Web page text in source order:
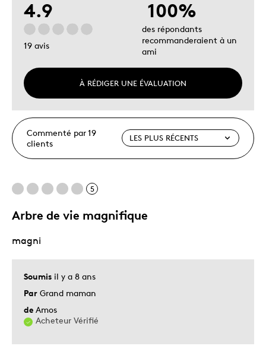
4.9
19 avis
À RÉDIGER UNE ÉVALUATION
100%
des répondants
recommanderaient à un
ami
Commenté par 19
clients
5
Arbre de vie magnifique
Soumis il y a 8 ans
Par Grand maman
de Amos
Acheteur Vérifié
magni